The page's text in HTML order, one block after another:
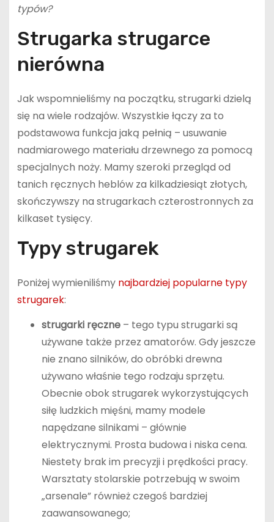
typów?
Strugarka strugarce
nierówna
Jak wspomnieliśmy na początku, strugarki dzielą
się na wiele rodzajów. Wszystkie łączy za to
podstawowa funkcja jaką pełnią – usuwanie
nadmiarowego materiału drzewnego za pomocą
specjalnych noży. Mamy szeroki przegląd od
tanich ręcznych heblów za kilkadziesiąt złotych,
skończywszy na strugarkach czterostronnych za
kilkaset tysięcy.
Typy strugarek
Poniżej wymieniliśmy najbardziej popularne typy
strugarek:
strugarki ręczne – tego typu strugarki są
używane także przez amatorów. Gdy jeszcze
nie znano silników, do obróbki drewna
używano właśnie tego rodzaju sprzętu.
Obecnie obok strugarek wykorzystujących
siłę ludzkich mięśni, mamy modele
napędzane silnikami – głównie
elektrycznymi. Prosta budowa i niska cena.
Niestety brak im precyzji i prędkości pracy.
Warsztaty stolarskie potrzebują w swoim
„arsenale” również czegoś bardziej
zaawansowanego;